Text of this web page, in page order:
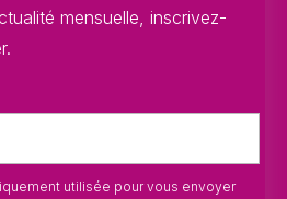
mensuelle, inscrivez-
utilisée pour vous envoyer